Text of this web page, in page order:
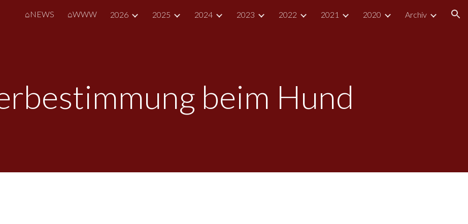
Skip to main content Skip to navigation
⌂NEWS ⌂WWW 2026 2025 2024 2023 2022 2021 2020 Archiv
beim Hund